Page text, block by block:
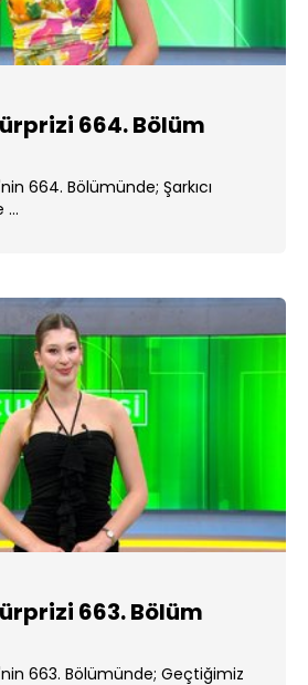
664. Bölüm
664. Bölümünde; Şarkıcı
...
663. Bölüm
663. Bölümünde; Geçtiğimiz